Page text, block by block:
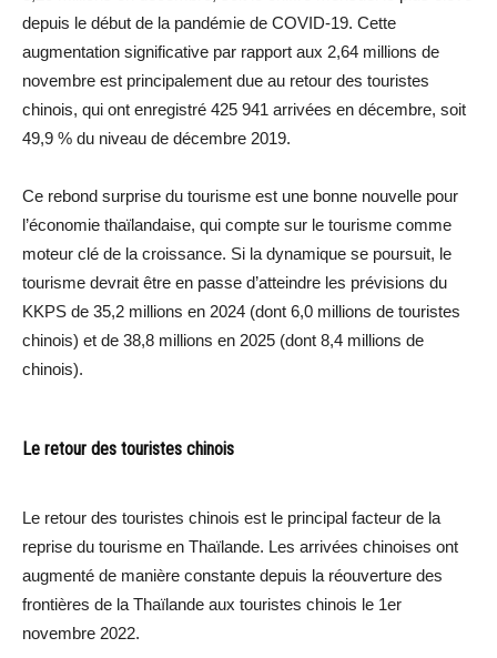
depuis le début de la pandémie de COVID-19. Cette
augmentation significative par rapport aux 2,64 millions de
novembre est principalement due au retour des touristes
chinois, qui ont enregistré 425 941 arrivées en décembre, soit
49,9 % du niveau de décembre 2019.
Ce rebond surprise du tourisme est une bonne nouvelle pour
l’économie thaïlandaise, qui compte sur le tourisme comme
moteur clé de la croissance. Si la dynamique se poursuit, le
tourisme devrait être en passe d’atteindre les prévisions du
KKPS de 35,2 millions en 2024 (dont 6,0 millions de touristes
chinois) et de 38,8 millions en 2025 (dont 8,4 millions de
chinois).
Le retour des touristes chinois
Le retour des touristes chinois est le principal facteur de la
reprise du tourisme en Thaïlande. Les arrivées chinoises ont
augmenté de manière constante depuis la réouverture des
frontières de la Thaïlande aux touristes chinois le 1er
novembre 2022.